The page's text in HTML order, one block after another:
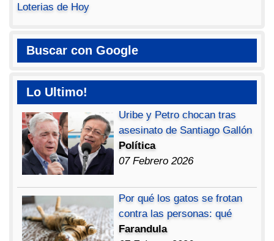
Loterias de Hoy
Buscar con Google
Lo Ultimo!
Uribe y Petro chocan tras
asesinato de Santiago Gallón
Política
07 Febrero 2026
Por qué los gatos se frotan
contra las personas: qué
Farandula